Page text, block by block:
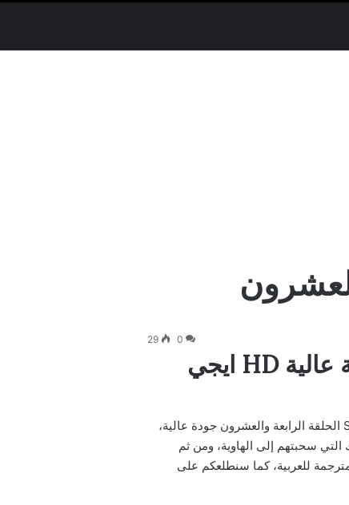
0
29
ماي سيما.. مسلسل قلب اسود الحلقة 24 مترجمة كاملة بدقة عالية HD ايجي
مسلسل قلب اسود الحلقة 24 الرابعة والعشرون، حيثُ يمكنكم مشاهدة وتحميل مسلسل قلب أسود التركي Siyah kalp الحلقة الرابعة والعشرون جودة عالية،
سحبتهم إلى الهاوية، ومن ثم
كافة التفاصيل القادمة سنقدّم لكم عبر موقع ترند عربي روابط تحميل ومشاهدة مسلسل قلب اسود الحلقة 24 مترجمة للعربية، كما سنطلعكم على